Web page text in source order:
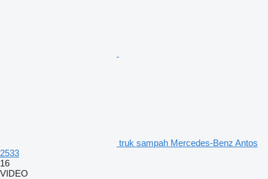
truk sampah Mercedes-Benz Antos
2533
16
VIDEO